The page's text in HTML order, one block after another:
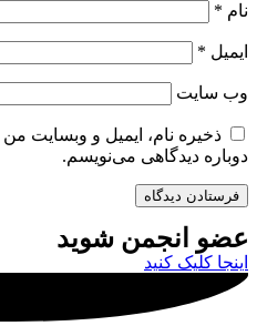
نام *
ایمیل *
وب‌ سایت
ذخیره نام، ایمیل و وبسایت
دوباره دیدگاهی می‌نویسم.
عضو انجمن شوید
اینجا کلیک کنید